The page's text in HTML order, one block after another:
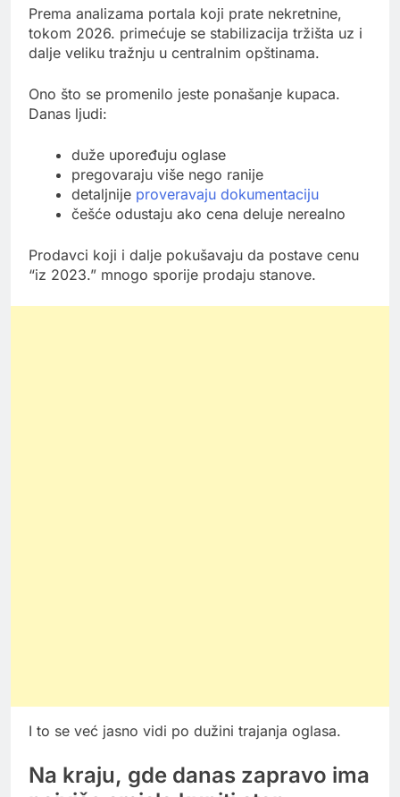
Prema analizama portala koji prate nekretnine,
tokom 2026. primećuje se stabilizacija tržišta uz i
dalje veliku tražnju u centralnim opštinama.
Ono što se promenilo jeste ponašanje kupaca.
Danas ljudi:
duže upoređuju oglase
pregovaraju više nego ranije
detaljnije proveravaju dokumentaciju
češće odustaju ako cena deluje nerealno
Prodavci koji i dalje pokušavaju da postave cenu
“iz 2023.” mnogo sporije prodaju stanove.
I to se već jasno vidi po dužini trajanja oglasa.
Na kraju, gde danas zapravo ima